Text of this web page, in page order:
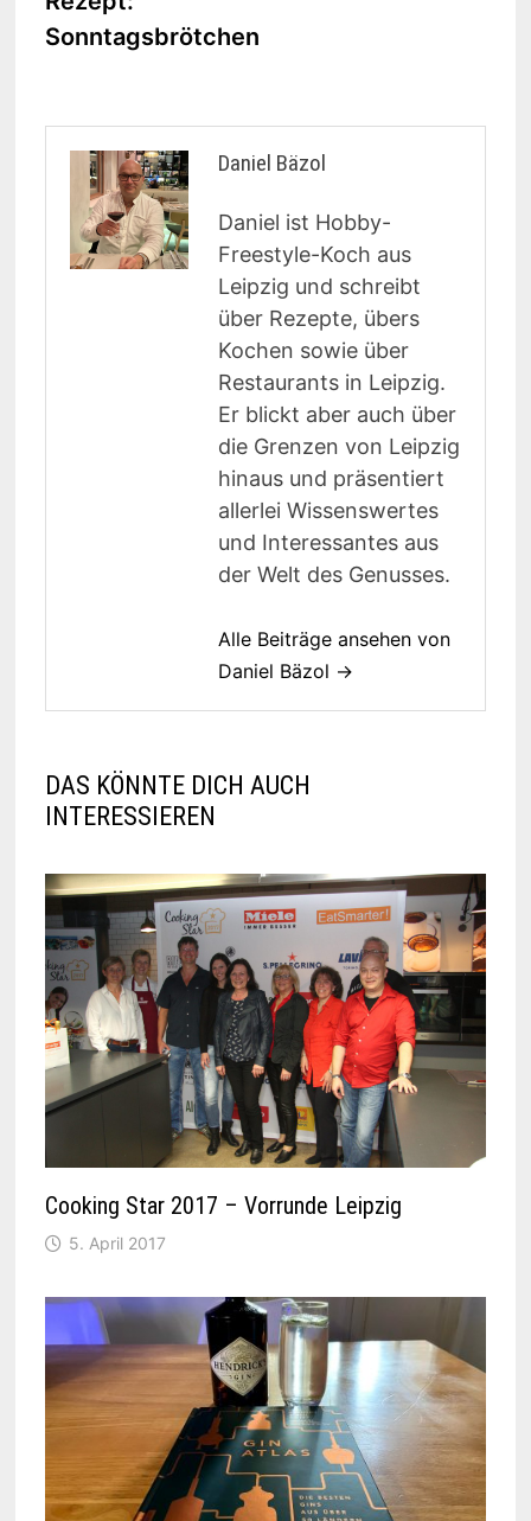
Sonntagsbrötchen
Daniel Bäzol
Daniel ist Hobby-
Freestyle-Koch aus
Leipzig und schreibt
über Rezepte, übers
Kochen sowie über
Restaurants in Leipzig.
Er blickt aber auch über
die Grenzen von Leipzig
hinaus und präsentiert
allerlei Wissenswertes
und Interessantes aus
der Welt des Genusses.
Alle Beiträge ansehen von
Daniel Bäzol →
DAS KÖNNTE DICH AUCH
INTERESSIEREN
Cooking Star 2017 – Vorrunde Leipzig
5. April 2017